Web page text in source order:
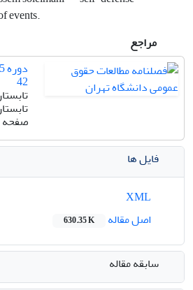
events.‎
مراجع
42
تابستان
تابستان
صفحه
فایل ها
اصل مقاله
630.35 K
سابقه مقاله